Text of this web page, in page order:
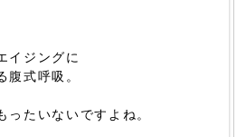
イジングに
腹式呼吸。
ったいないですよね。